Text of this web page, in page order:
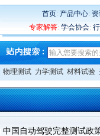
首页: 产品中心:
专家解答: 学会协会:
物理测试 力学测试 材料试验
中国自动驾驶完整测试政